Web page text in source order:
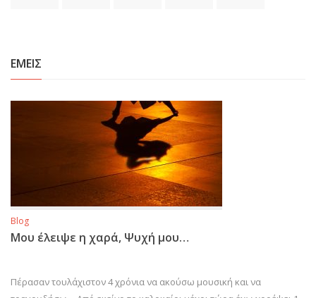
ΕΜΕΙΣ
Blog
Μου έλειψε η χαρά, Ψυχή μου…
Πέρασαν τουλάχιστον 4 χρόνια να ακούσω μουσική και να